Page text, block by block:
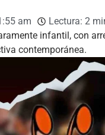
am Lectura: 2
infantil, con
contemporánea.